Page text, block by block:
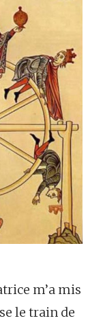
m’a mis
le train de